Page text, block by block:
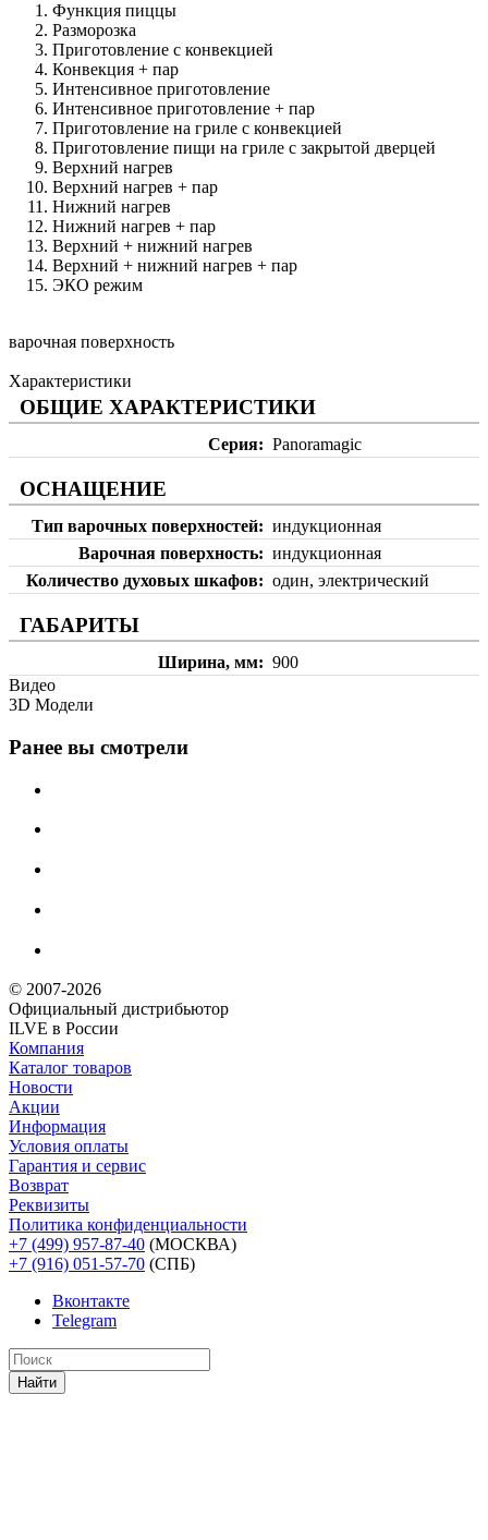
Функция пиццы
Разморозка
Приготовление с конвекцией
Конвекция + пар
Интенсивное приготовление
Интенсивное приготовление + пар
Приготовление на гриле с конвекцией
Приготовление пищи на гриле с закрытой дверцей
Верхний нагрев
Верхний нагрев + пар
Нижний нагрев
Нижний нагрев + пар
Верхний + нижний нагрев
Верхний + нижний нагрев + пар
ЭКО режим
варочная поверхность
Характеристики
ОБЩИЕ ХАРАКТЕРИСТИКИ
Серия Panoramagic
ОСНАЩЕНИЕ
Тип варочных поверхностей
индукционная
Варочная поверхность
индукционная
Количество духовых шкафов
один, электрический
ГАБАРИТЫ
Ширина, мм
900
Видео
3D Модели
Ранее вы смотрели
© 2007-2026
Официальный дистрибьютoр
ILVE в России
Компания
Каталог товаров
Новости
Акции
Информация
Условия оплаты
Гарантия и сервис
Возврат
Реквизиты
Политика конфиденциальности
+7 (499) 957-87-40 (МОСКВА)
+7 (916) 051-57-70 (СПБ)
Вконтакте
Telegram
Найти